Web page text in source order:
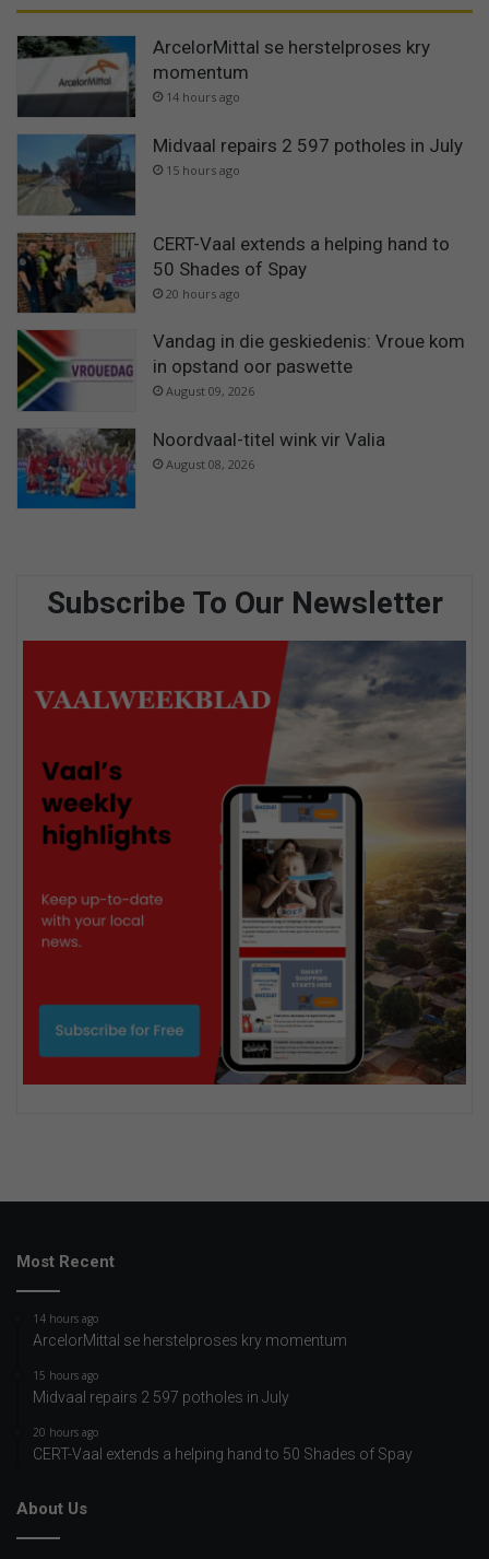
ArcelorMittal se herstelproses kry
momentum
14 hours ago
Midvaal repairs 2 597 potholes in July
15 hours ago
CERT-Vaal extends a helping hand to
50 Shades of Spay
20 hours ago
Vandag in die geskiedenis: Vroue kom
in opstand oor paswette
August 09, 2026
Noordvaal-titel wink vir Valia
August 08, 2026
Subscribe To Our Newsletter
Most Recent
14 hours ago
ArcelorMittal se herstelproses kry momentum
15 hours ago
Midvaal repairs 2 597 potholes in July
20 hours ago
CERT-Vaal extends a helping hand to 50 Shades of Spay
About Us